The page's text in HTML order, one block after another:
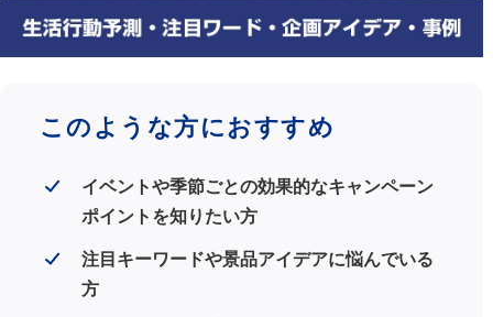
このような方におすすめ
イベントや季節ごとの効果的なキャンペーン
ポイントを知りたい方
注目キーワードや景品アイデアに悩んでいる
方